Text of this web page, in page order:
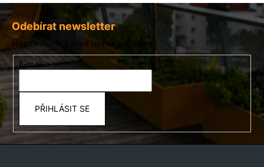
Z
á
p
a
t
í
Odebírat newsletter
Nezmeškejte žádné novinky či slevy!
E-mail
PŘIHLÁSIT SE